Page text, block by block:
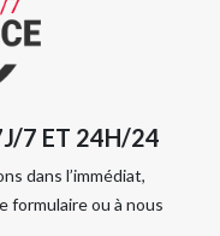
7 ET 24H/24
dans l’immédiat,
formulaire ou à nous